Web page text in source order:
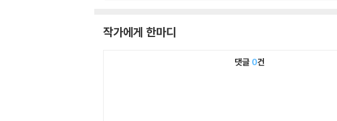
작가에게 한마디
댓글 0건